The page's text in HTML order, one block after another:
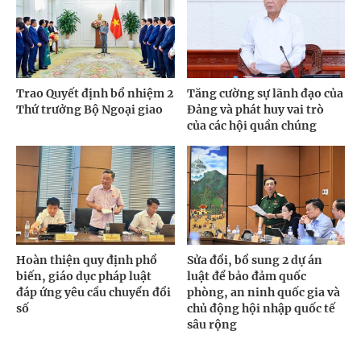
Trao Quyết định bổ nhiệm 2
Thứ trưởng Bộ Ngoại giao
Tăng cường sự lãnh đạo của
Đảng và phát huy vai trò
của các hội quần chúng
Hoàn thiện quy định phổ
biến, giáo dục pháp luật
đáp ứng yêu cầu chuyển đổi
số
Sửa đổi, bổ sung 2 dự án
luật để bảo đảm quốc
phòng, an ninh quốc gia và
chủ động hội nhập quốc tế
sâu rộng